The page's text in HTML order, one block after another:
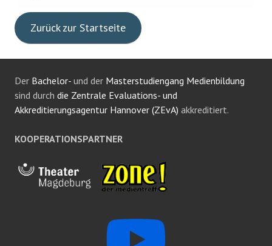
Zurück zur Startseite
Der Bachelor- und der Masterstudiengang Medienbildung
sind durch die Zentrale Evaluations- und
Akkreditierungsagentur Hannover (ZEvA) akkreditiert.
KOOPERATIONSPARTNER